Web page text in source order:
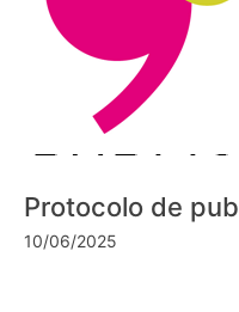
Protocolo de
10/06/2025